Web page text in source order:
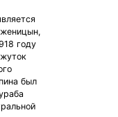
году
был